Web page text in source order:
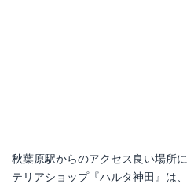
秋葉原駅からのアクセス良い場所
テリアショップ『ハルタ神田』は